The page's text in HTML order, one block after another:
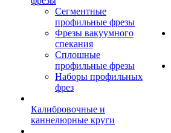
Сегментные
профильные фрезы
Фрезы вакуумного
спекания
Сплошные
профильные фрезы
Наборы профильных
фрез
Калибровочные и
каннелюрные круги